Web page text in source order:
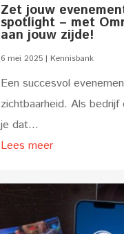
Zet jouw
spotlight – met
aan jouw zijde!
6 mei 2025| Kennisbank
Een succesvol
zichtbaarheid. Als bedrijf
je dat...
Lees meer